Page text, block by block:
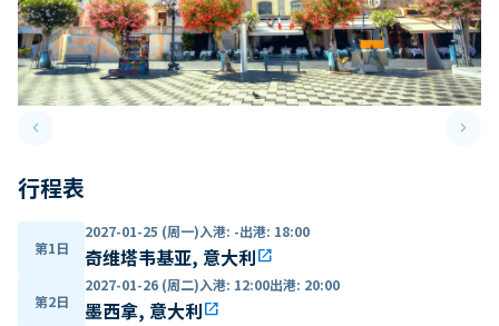
keyboard_arrow_leftPrevious slide keyboard_arrow_right
行程表
第1日
2027-01-25 (周一)入港: -出港: 18:00
奇维塔韦基亚, 意大利open_in_new
第2日
2027-01-26 (周二)入港: 12:00出港: 20:00
墨西拿, 意大利open_in_new